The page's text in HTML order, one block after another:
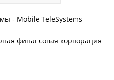
- Mobile TeleSystems
финансовая корпорация